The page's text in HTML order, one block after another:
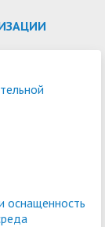
оснащенность